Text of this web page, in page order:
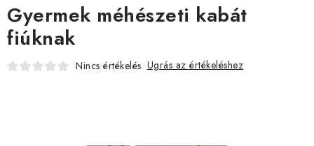
KIRÁLYI ZSELÉ
MÉHMÉREG
Gyermek méhészeti kabát
fiúknak
Nincs értékelés Ugrás az értékeléshez